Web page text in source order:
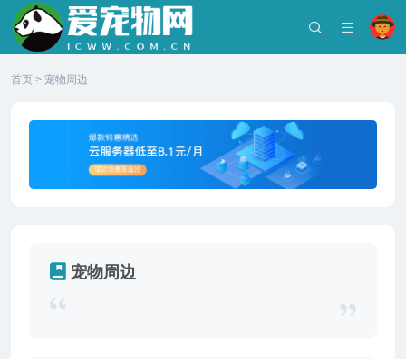
首页 > 宠物周边
宠物周边